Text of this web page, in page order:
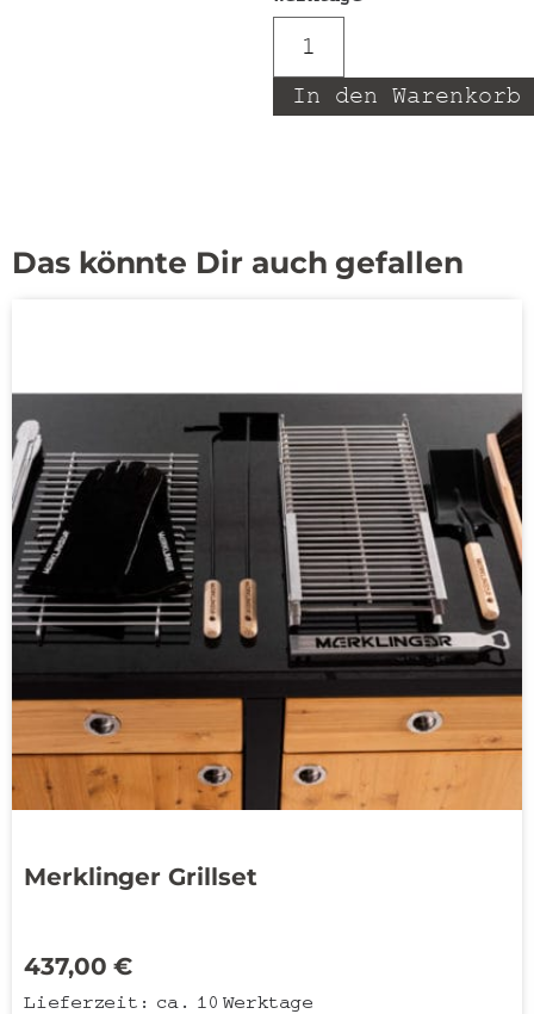
In den Warenkorb
Das könnte Dir auch gefallen
Merklinger Grillset
437,00€
Lieferzeit: ca. 10 Werktage